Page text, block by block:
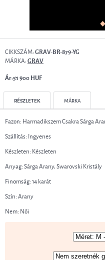
CIKKSZÁM:GRAV-BR-879-YG
MÁRKA:GRAV
Ár:51 900 HUF
RÉSZLETEK MÁRKA
Fazon: Harmadikszem Csakra Sárga
Szállítás: Ingyenes
Készleten: Készleten
Anyag: Sárga Arany, Swarovski Kristály
Finomság: 14 karát
Szín: Arany
Nem: Női